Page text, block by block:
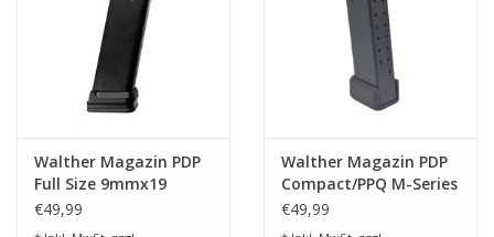
Walther Magazin PDP
Full Size 9mmx19
€49,99
Walther Magazin PDP
Compact/PPQ M-Series
9mmx19, 18 Schuss
€49,99